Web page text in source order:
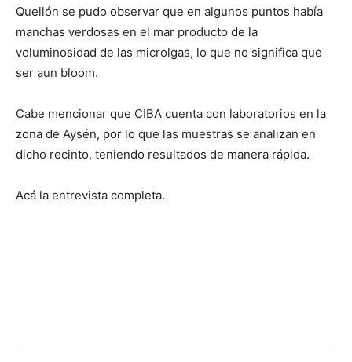
Quellón se pudo observar que en algunos puntos había
manchas verdosas en el mar producto de la
voluminosidad de las microlgas, lo que no significa que
ser aun bloom.
Cabe mencionar que CIBA cuenta con laboratorios en la
zona de Aysén, por lo que las muestras se analizan en
dicho recinto, teniendo resultados de manera rápida.
Acá la entrevista completa.